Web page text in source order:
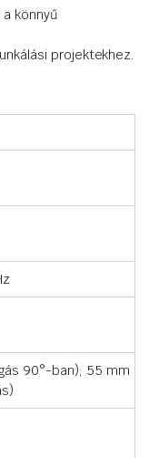
könnyű
projektekhez.
90°-ban); 55 mm